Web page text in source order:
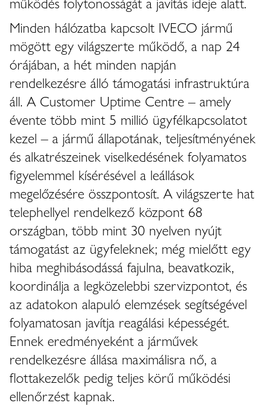
Minden hálózatba kapcsolt IVECO jármű
mögött egy világszerte működő, a nap 24
órájában, a hét minden napján
rendelkezésre álló támogatási infrastruktúra
áll. A Customer Uptime Centre – amely
évente több mint 5 millió ügyfélkapcsolatot
kezel – a jármű állapotának, teljesítményének
és alkatrészeinek viselkedésének folyamatos
figyelemmel kísérésével a leállások
megelőzésére összpontosít. A világszerte hat
telephellyel rendelkező központ 68
országban, több mint 30 nyelven nyújt
támogatást az ügyfeleknek; még mielőtt egy
hiba meghibásodássá fajulna, beavatkozik,
koordinálja a legközelebbi szervizpontot, és
az adatokon alapuló elemzések segítségével
folyamatosan javítja reagálási képességét.
Ennek eredményeként a járművek
rendelkezésre állása maximálisra nő, a
flottakezelők pedig teljes körű működési
ellenőrzést kapnak.